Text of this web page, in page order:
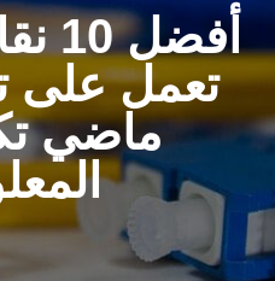
ماضي
المعلومات